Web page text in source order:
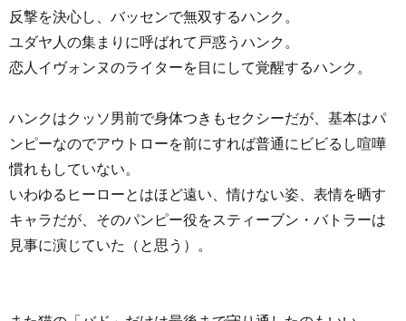
反撃を決心し、バッセンで無双するハンク。
ユダヤ人の集まりに呼ばれて戸惑うハンク。
恋人イヴォンヌのライターを目にして覚醒するハンク。
ハンクはクッソ男前で身体つきもセクシーだが、基本はパ
ンピーなのでアウトローを前にすれば普通にビビるし喧嘩
慣れもしていない。
いわゆるヒーローとはほど遠い、情けない姿、表情を晒す
キャラだが、そのパンピー役をスティーブン・バトラーは
見事に演じていた（と思う）。